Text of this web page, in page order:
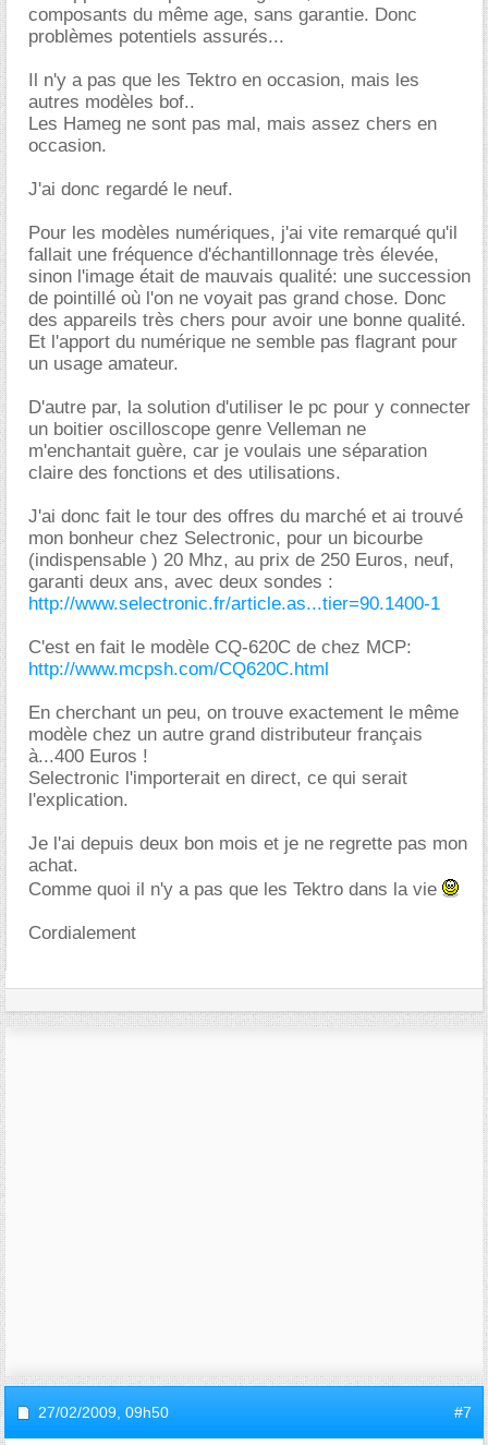
composants du même age, sans garantie. Donc
problèmes potentiels assurés...
Il n'y a pas que les Tektro en occasion, mais les
autres modèles bof..
Les Hameg ne sont pas mal, mais assez chers en
occasion.
J'ai donc regardé le neuf.
Pour les modèles numériques, j'ai vite remarqué qu'il
fallait une fréquence d'échantillonnage très élevée,
sinon l'image était de mauvais qualité: une succession
de pointillé où l'on ne voyait pas grand chose. Donc
des appareils très chers pour avoir une bonne qualité.
Et l'apport du numérique ne semble pas flagrant pour
un usage amateur.
D'autre par, la solution d'utiliser le pc pour y connecter
un boitier oscilloscope genre Velleman ne
m'enchantait guère, car je voulais une séparation
claire des fonctions et des utilisations.
J'ai donc fait le tour des offres du marché et ai trouvé
mon bonheur chez Selectronic, pour un bicourbe
(indispensable ) 20 Mhz, au prix de 250 Euros, neuf,
garanti deux ans, avec deux sondes :
http://www.selectronic.fr/article.as...tier=90.1400-1
C'est en fait le modèle CQ-620C de chez MCP:
http://www.mcpsh.com/CQ620C.html
En cherchant un peu, on trouve exactement le même
modèle chez un autre grand distributeur français
à...400 Euros !
Selectronic l'importerait en direct, ce qui serait
l'explication.
Je l'ai depuis deux bon mois et je ne regrette pas mon
achat.
Comme quoi il n'y a pas que les Tektro dans la vie
Cordialement
27/02/2009, 09h50 #7